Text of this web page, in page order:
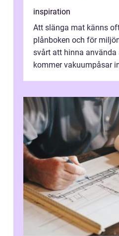
inspiration
Att slänga mat känns
plånboken och för
svårt att hinna använda
kommer vakuumpåsar